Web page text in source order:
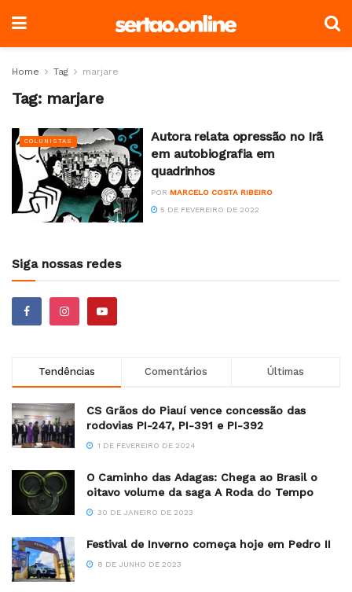
Home Tag marjare
Tag: marjare
COLUNISTAS
Autora relata opressão no Irã
em autobiografia em
quadrinhos
POR MARCELO COSTA RIBEIRO
5 DE FEVEREIRO DE 2022
Siga nossas redes
Tendências Comentários Últimas
CS Grãos do Piauí vence concessão das
rodovias PI-247, PI-391 e PI-392
1 DE FEVEREIRO DE 2024
O Caminho das Adagas: Chega ao Brasil o
oitavo volume da saga A Roda do Tempo
30 DE JANEIRO DE 2023
Festival de Inverno começa hoje em Pedro II
8 DE JUNHO DE 2023